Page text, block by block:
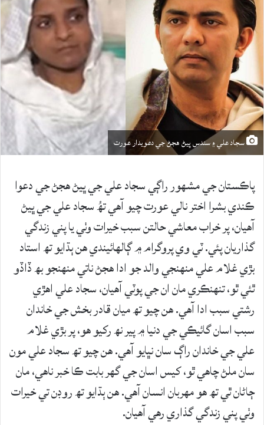
سجاد علي ۽ سندس ڀيڻ هجڻ جي دعويدار عورت
پاڪستان جي مشهور راڳي سجاد علي جي ڀيڻ هجڻ جي دعوا
ڪندي بشرا اختر نالي عورت چيو آهي تھُ سجاد علي جي ڀيڻ
آهيان، پر خراب معاشي حالتن سبب خيرات وٺي يا پني زندگي
گذاريان پئي. ٽي وي پروگرام ۾ ڳالهائيندي هن ٻڌايو تھ استاد
بڙي غلام علي منهنجي والد جو ادا هجڻ ناتي منهنجو بھ ڏاڏو
ٿئي ٿو، تنهنڪري مان ان جي پوٽي آهيان، سجاد علي اهڙي
رشتي سبب ادا آهي. هن چيو تھ ميان قادر بخش جي خاندان
سبب اسان گائيڪي جي دنيا ۾ پير نھ رکيو هو، پر بڙي غلام
علي جي خاندان راڳ سان نڀايو آهي. هن چيو تھ سجاد علي مون
سان ملڻ چاهي ٿو، کيس اسان جي گهر بابت ڪا خبر ناهي، مان
ڄاڻان ٿي تھ هو مهربان انسان آهي. هن ٻڌايو تھ روڊن تي خيرات
وٺي پني زندگي گذاري رهي آهيان.